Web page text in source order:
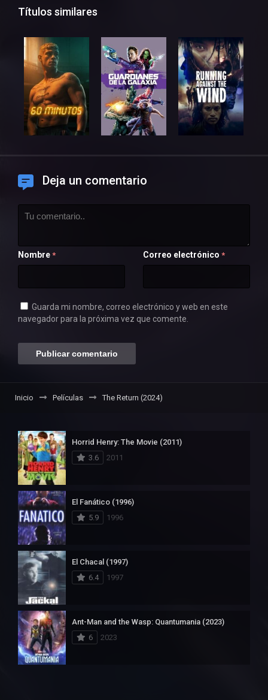
Títulos similares
Deja un comentario
Nombre * Correo electrónico *
Guarda mi nombre, correo electrónico y web en este
navegador para la próxima vez que comente.
Inicio Películas The Return (2024)
Horrid Henry: The Movie (2011)
3.6
2011
El Fanático (1996)
5.9
1996
El Chacal (1997)
6.4
1997
Ant-Man and the Wasp: Quantumania (2023)
6
2023